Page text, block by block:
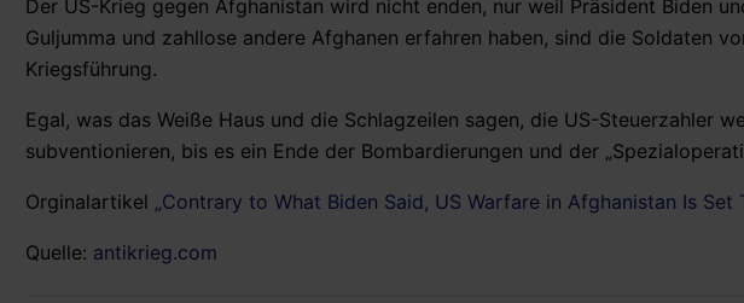
Der US-Krieg gegen Afghanistan wird nicht enden, nur weil Präsident Biden
Guljumma und zahllose andere Afghanen erfahren haben, sind die Soldaten
Kriegsführung.
Egal, was das Weiße Haus und die Schlagzeilen sagen, die US-Steuerzahler
subventionieren, bis es ein Ende der Bombardierungen und der
Orginalartikel „Contrary to What Biden Said, US Warfare in Afghanistan Is Set
Quelle: antikrieg.com